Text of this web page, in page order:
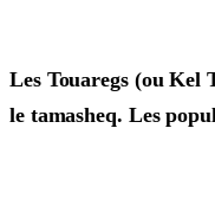
Les Touaregs (ou Kel
le tamasheq. Les